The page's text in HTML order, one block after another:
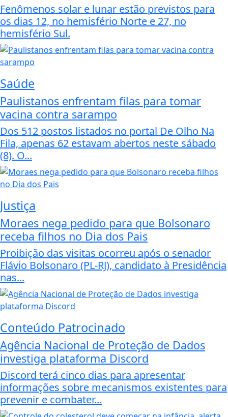
Fenômenos solar e lunar estão previstos para
os dias 12, no hemisfério Norte e 27, no
hemisfério Sul.
Saúde
Paulistanos enfrentam filas para tomar
vacina contra sarampo
Dos 512 postos listados no portal De Olho Na
Fila, apenas 62 estavam abertos neste sábado
(8). O...
Justiça
Moraes nega pedido para que Bolsonaro
receba filhos no Dia dos Pais
Proibição das visitas ocorreu após o senador
Flávio Bolsonaro (PL-RJ), candidato à Presidência
nas...
Conteúdo Patrocinado
Agência Nacional de Proteção de Dados
investiga plataforma Discord
Discord terá cinco dias para apresentar
informações sobre mecanismos existentes para
prevenir e combater...